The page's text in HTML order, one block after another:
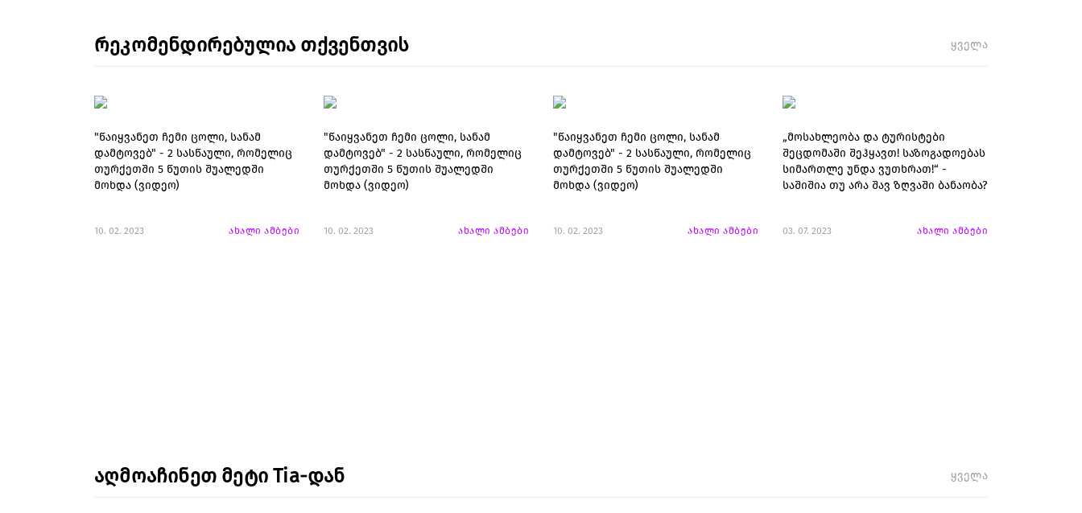
რეკომენდირებულია თქვენთვის ყველა
"წაიყვანეთ ჩემი ცოლი, სანამ
დამტოვებ" - 2 სასწაული, რომელიც
თურქეთში 5 წუთის შუალედში
მოხდა (ვიდეო)
10. 02. 2023 ახალი ამბები
"წაიყვანეთ ჩემი ცოლი, სანამ
დამტოვებ" - 2 სასწაული, რომელიც
თურქეთში 5 წუთის შუალედში
მოხდა (ვიდეო)
10. 02. 2023 ახალი ამბები
"წაიყვანეთ ჩემი ცოლი, სანამ
დამტოვებ" - 2 სასწაული, რომელიც
თურქეთში 5 წუთის შუალედში
მოხდა (ვიდეო)
10. 02. 2023 ახალი ამბები
„მოსახლეობა და ტურისტები
შეცდომაში შეჰყავთ! საზოგადოებას
სიმართლე უნდა ვუთხრათ!“ -
საშიშია თუ არა შავ ზღვაში ბანაობა?
03. 07. 2023 ახალი ამბები
აღმოაჩინეთ მეტი Tia-დან ყველა